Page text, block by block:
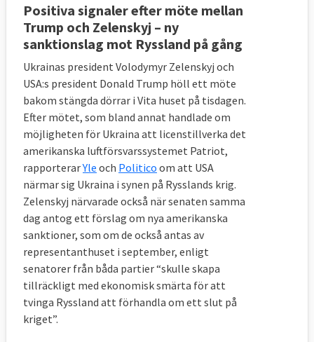
Positiva signaler efter möte mellan
Trump och Zelenskyj – ny
sanktionslag mot Ryssland på gång
Ukrainas president Volodymyr Zelenskyj och
USA:s president Donald Trump höll ett möte
bakom stängda dörrar i Vita huset på tisdagen.
Efter mötet, som bland annat handlade om
möjligheten för Ukraina att licenstillverka det
amerikanska luftförsvarssystemet Patriot,
rapporterarYle och Politico om att USA
närmar sig Ukraina i synen på Rysslands krig.
Zelenskyj närvarade också när senaten samma
dag antog ett förslag om nya amerikanska
sanktioner, som om de också antas av
representanthuset i september, enligt
senatorer från båda partier “skulle skapa
tillräckligt med ekonomisk smärta för att
tvinga Ryssland att förhandla om ett slut på
kriget”.